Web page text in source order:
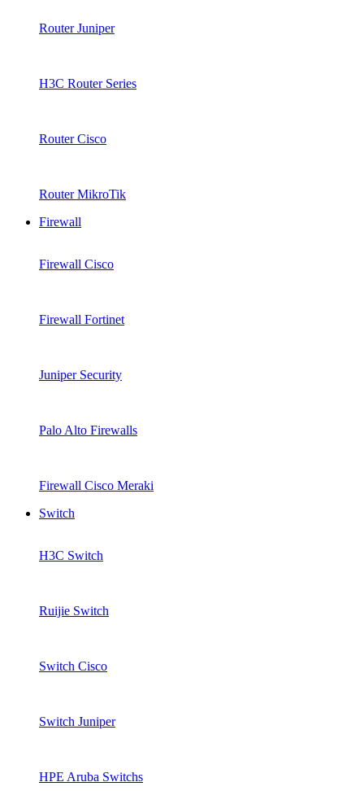
Router Juniper
H3C Router Series
Router Cisco
Router MikroTik
Firewall
Firewall Cisco
Firewall Fortinet
Juniper Security
Palo Alto Firewalls
Firewall Cisco Meraki
Switch
H3C Switch
Ruijie Switch
Switch Cisco
Switch Juniper
HPE Aruba Switchs